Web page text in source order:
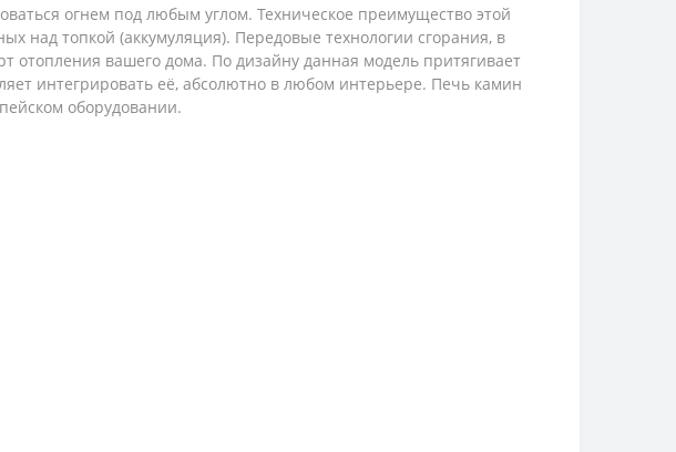
огнем под любым углом. Техническое преимущество этой
над топкой (аккумуляция). Передовые технологии сгорания, в
отопления вашего дома. По дизайну данная модель притягивает
интегрировать её, абсолютно в любом интерьере. Печь камин
оборудовании.